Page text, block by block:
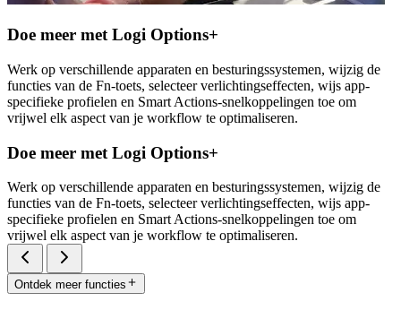
Doe meer met Logi Options+
Werk op verschillende apparaten en besturingssystemen, wijzig de
functies van de Fn-toets, selecteer verlichtingseffecten, wijs app-
specifieke profielen en Smart Actions-snelkoppelingen toe om
vrijwel elk aspect van je workflow te optimaliseren.
Doe meer met Logi Options+
Werk op verschillende apparaten en besturingssystemen, wijzig de
functies van de Fn-toets, selecteer verlichtingseffecten, wijs app-
specifieke profielen en Smart Actions-snelkoppelingen toe om
vrijwel elk aspect van je workflow te optimaliseren.
Ontdek meer functies